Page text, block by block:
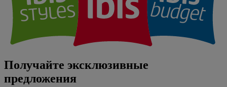
Получайте эксклюзивные
предложения